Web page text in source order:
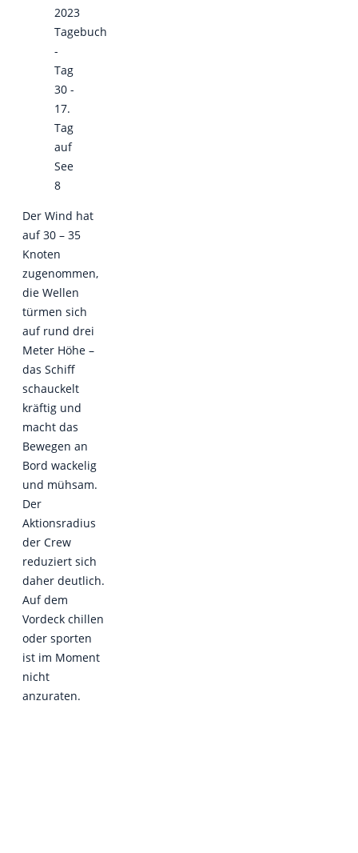
2023
Tagebuch
-
Tag
30 -
17.
Tag
auf
See
8
Der Wind hat
auf 30 – 35
Knoten
zugenommen,
die Wellen
türmen sich
auf rund drei
Meter Höhe –
das Schiff
schauckelt
kräftig und
macht das
Bewegen an
Bord wackelig
und mühsam.
Der
Aktionsradius
der Crew
reduziert sich
daher deutlich.
Auf dem
Vordeck chillen
oder sporten
ist im Moment
nicht
anzuraten.